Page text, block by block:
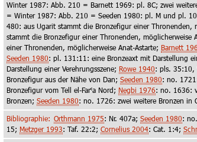
Winter 1987: Abb. 210 = Barnett 1969: pl. 8C; zwei
= Winter 1987: Abb. 210 = Seeden 1980: pl. M und pl.
480: aus Ugarit stammt die Bronzefigur einer Thronenden,
stammt die Bronzefigur einer Thronenden, möglicherweise
einer Thronenden, möglicherweise Anat-Astarte;Barnett
Seeden 1980: pl. 131:11: eine Bronzeaxt mit Darstellung
Darstellung einer Verehrungsszene;Rowe 1940: pls. 35:10,
Bronzefigur aus der Nähe von Dan;Seeden 1980: no.
Bronzefigur vom Tell el-Far˓a Nord;Negbi 1976: no. 1636:
Bronzen;Seeden 1980: no. 1726: zwei weitere Bronzen in
Bibliographie: Orthmann 1975: Nr. 407a;Seeden 1980:
15;Metzger 1993: Taf. 22:2;Cornelius 2004: Cat. 1:4;